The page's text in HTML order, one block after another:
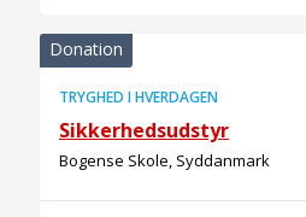
Donation
TRYGHED I HVERDAGEN
Sikkerhedsudstyr
Bogense Skole, Syddanmark